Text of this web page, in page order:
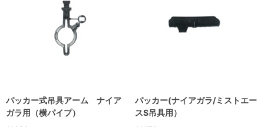
パッカー式吊具アーム ナイア
ガラ用（横パイプ）
パッカー(ナイアガラ/ミストエー
スS吊具用）